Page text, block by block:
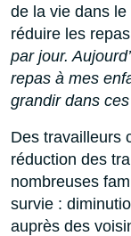
de la vie dans
réduire les
par jour.
repas à mes
grandir dans
Des travailleurs
réduction des
nombreuses
survie :
auprès des